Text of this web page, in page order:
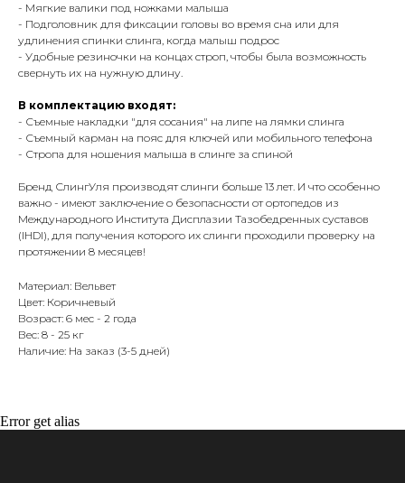
- Мягкие валики под ножками малыша
- Подголовник для фиксации головы во время сна или для
удлинения спинки слинга, когда малыш подрос
- Удобные резиночки на концах строп, чтобы была возможность
свернуть их на нужную длину.
В комплектацию входят:
- Съемные накладки "для сосания" на липе на лямки слинга
- Съемный карман на пояс для ключей или мобильного телефона
- Стропа для ношения малыша в слинге за спиной
Бренд СлингУля производят слинги больше 13 лет. И что особенно
важно - имеют заключение о безопасности от ортопедов из
Международного Института Дисплазии Тазобедренных суставов
(IHDI), для получения которого их слинги проходили проверку на
протяжении 8 месяцев!
Материал: Вельвет
Цвет: Коричневый
Возраст: 6 мес - 2 года
Вес: 8 - 25 кг
Наличие: На заказ (3-5 дней)
Error get alias